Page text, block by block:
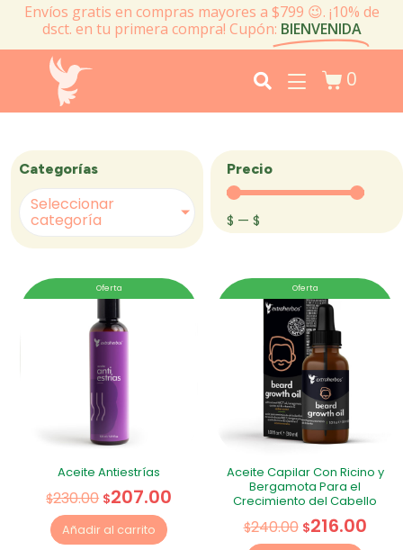
Envíos gratis en compras mayores a $799 😉. ¡10% de
dsct. en tu primera compra! Cupón: BIENVENIDA
0
Categorías
Seleccionar
categoría
Precio
$ — $
Oferta
Aceite Antiestrías
$230.00 $207.00
Añadir al carrito
Oferta
Aceite Capilar Con Ricino y
Bergamota Para el
Crecimiento del Cabello
$240.00 $216.00